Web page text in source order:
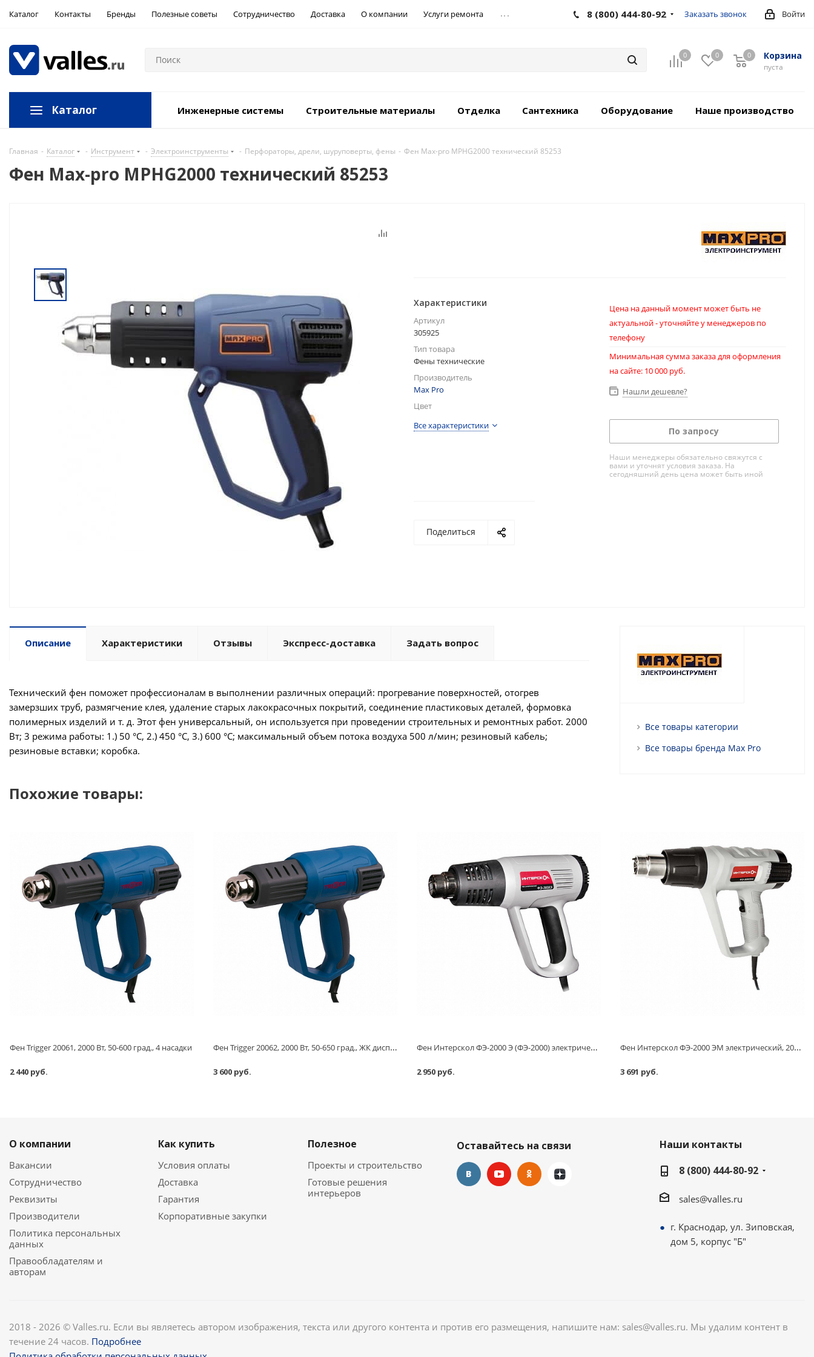
Каталог Контакты Бренды Полезные советы Сотрудничество Доставка О компании Услуги ремонта ... Войти
8 (800) 444-80-92 Заказать звонок
0 0 Корзина
пуста
0
Каталог Инженерные системы Строительные материалы Отделка Сантехника Оборудование Наше производство
Главная - Каталог - Инструмент - Электроинструменты - Перфораторы, дрели, шуруповерты, фены - Фен Max-pro MPHG2000 технический 85253
Фен Max-pro MPHG2000 технический 85253
Характеристики
Артикул
305925
Тип товара
Фены технические
Производитель
Max Pro
Цвет
Все характеристики
Цена на данный момент может быть не
актуальной - уточняйте у менеджеров по
телефону
Минимальная сумма заказа для оформления
на сайте: 10 000 руб.
Нашли дешевле?
По запросу
Наши менеджеры обязательно свяжутся с
вами и уточнят условия заказа. На
сегодняшний день цена может быть иной
Поделиться
Описание Характеристики Отзывы Экспресс-доставка Задать вопрос
Технический фен поможет профессионалам в выполнении различных операций: прогревание поверхностей, отогрев
замерзших труб, размягчение клея, удаление старых лакокрасочных покрытий, соединение пластиковых деталей, формовка
полимерных изделий и т. д. Этот фен универсальный, он используется при проведении строительных и ремонтных работ. 2000
Вт; 3 режима работы: 1.) 50 °C, 2.) 450 °C, 3.) 600 °C; максимальный объем потока воздуха 500 л/мин; резиновый кабель;
резиновые вставки; коробка.
Все товары категории
Все товары бренда Max Pro
Похожие товары:
Фен Trigger 20061, 2000 Вт, 50-600 град., 4 насадки
2 440 руб.
Фен Trigger 20062, 2000 Вт, 50-650 град., ЖК дисплей, 4 насадки
3 600 руб.
Фен Интерскол ФЭ-2000 Э (ФЭ-2000) электрический, 2000 Вт, 80-600 град.
2 950 руб.
Фен Интерскол ФЭ-2000 ЭМ электрический, 2000 Вт, 50-600 град., кейс
3 691 руб.
О компании
Вакансии
Сотрудничество
Реквизиты
Производители
Политика персональных
данных
Правообладателям и
авторам
Как купить
Условия оплаты
Доставка
Гарантия
Корпоративные закупки
Полезное
Проекты и строительство
Готовые решения
интерьеров
Оставайтесь на связи
Наши контакты
8 (800) 444-80-92
sales@valles.ru
г. Краснодар, ул. Зиповская,
дом 5, корпус "Б"
2018 - 2026 © Valles.ru. Если вы являетесь автором изображения, текста или другого контента и против его размещения, напишите нам: sales@valles.ru. Мы удалим контент в
течение 24 часов. Подробнее